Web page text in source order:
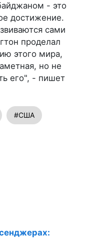
- это
достижение.
сами
проделал
этого мира,
но не
его", - пишет
#США